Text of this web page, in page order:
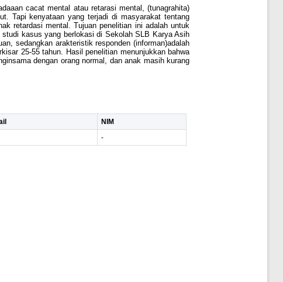
cacat mental atau retarasi mental, (tunagrahita)
Tapi kenyataan yang terjadi di masyarakat tentang
retardasi mental. Tujuan penelitian ini adalah untuk
kasus yang berlokasi di Sekolah SLB Karya Asih
sedangkan arakteristik responden (informan)adalah
25-55 tahun. Hasil penelitian menunjukkan bahwa
dengan orang normal, dan anak masih kurang
NIM
-